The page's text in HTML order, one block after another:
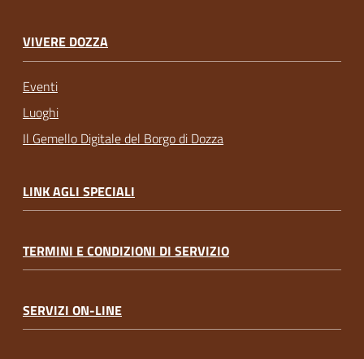
VIVERE DOZZA
Eventi
Luoghi
Il Gemello Digitale del Borgo di Dozza
LINK AGLI SPECIALI
TERMINI E CONDIZIONI DI SERVIZIO
SERVIZI ON-LINE